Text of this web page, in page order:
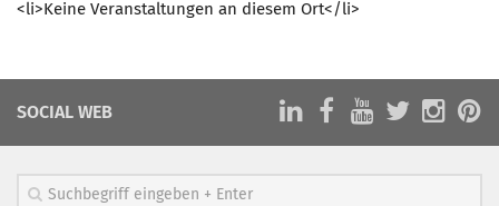
CLUB-KOMMUNIKATION
MITGLIEDSCHAFT
<li>Keine Veranstaltungen an diesem Ort</li>
SOCIAL WEB